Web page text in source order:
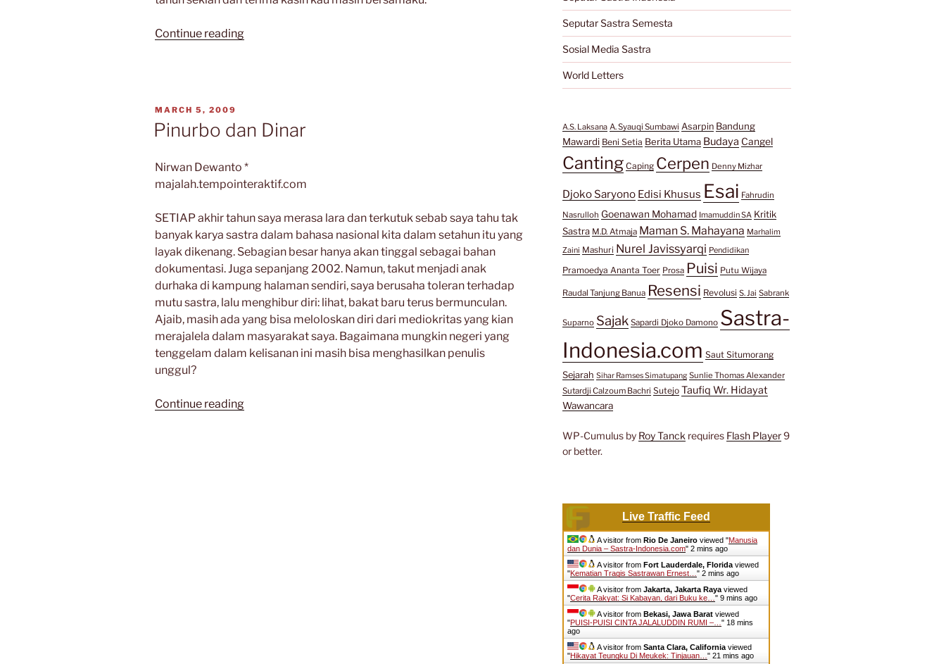
Continue reading“Sebuah
POSTED
ON
MARCH 5, 2009
Pinurbo dan Dinar
Nirwan Dewanto *
majalah.tempointeraktif.com
SETIAP akhir tahun saya merasa lara dan terkutuk sebab saya tahu tak
banyak karya sastra dalam bahasa nasional kita dalam setahun itu yang
layak dikenang. Sebagian besar hanya akan tinggal sebagai bahan
dokumentasi. Juga sepanjang 2002. Namun, takut menjadi anak
durhaka di kampung halaman sendiri, saya berusaha toleran terhadap
mutu sastra, lalu menghibur diri: lihat, bakat baru terus bermunculan.
Ajaib, masih ada yang bisa meloloskan diri dari mediokritas yang kian
merajalela dalam masyarakat saya. Bagaimana mungkin negeri yang
tenggelam dalam kelisanan ini masih bisa menghasilkan penulis
unggul?
Continue reading“Pinurbo
Seputar Sastra Semesta
Sosial Media Sastra
World Letters
A.S. Laksana A. Syauqi Sumbawi Asarpin Bandung
Mawardi Beni Setia Berita Utama Budaya Cangel
Canting Caping Cerpen Denny Mizhar
Djoko Saryono Edisi Khusus Esai Fahrudin
Nasrulloh Goenawan Mohamad Imamuddin SA Kritik
Sastra M.D. Atmaja Maman S. Mahayana Marhalim
Zaini Mashuri Nurel Javissyarqi Pendidikan
Pramoedya Ananta Toer Prosa Puisi Putu Wijaya
Raudal Tanjung Banua Resensi Revolusi S. Jai Sabrank
Suparno Sajak Sapardi Djoko Damono Sastra-
Indonesia.com Saut Situmorang
Sejarah Sihar Ramses Simatupang Sunlie Thomas Alexander
Sutardji Calzoum Bachri Sutejo Taufiq Wr. Hidayat
Wawancara
WP-Cumulus by Roy Tanck requires Flash Player9
or better.
Live Traffic Feed
A visitor from Rio De Janeiroviewed "Manusia
dan Dunia – Sastra-Indonesia.com" 2 mins ago
A visitor from Fort Lauderdale, Floridaviewed
"Kematian Tragis Sastrawan Ernest… " 2 mins ago
A visitor from Jakarta, Jakarta Rayaviewed
"Cerita Rakyat: Si Kabayan, dari Buku ke… " 9 mins ago
A visitor from Bekasi, Jawa Baratviewed
"PUISI-PUISI CINTA JALALUDDIN RUMI –… " 18 mins
ago
A visitor from Santa Clara, Californiaviewed
"Hikayat Teungku Di Meukek: Tinjauan… " 21 mins ago